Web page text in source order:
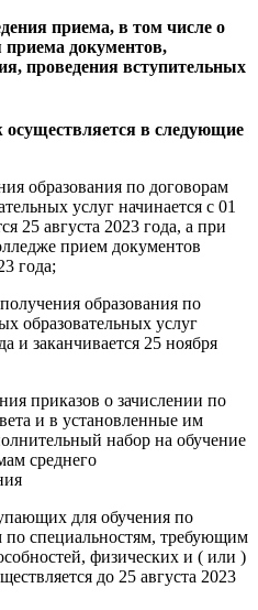
приема, в том числе о
приема документов,
проведения вступительных
в следующие
по договорам
услуг начинается с 01
25 августа 2023 года, а при
прием документов
года;
образования по
образовательных услуг
и заканчивается 25 ноября
приказов о зачислении по
и в установленные им
набор на обучение
среднего
для обучения по
по специальностям, требующим
физических и ( или )
до 25 августа 2023